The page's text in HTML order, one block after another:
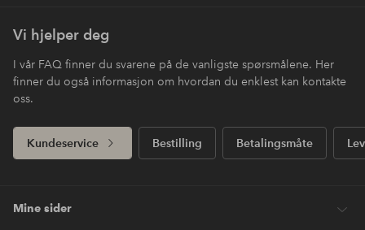
Vi hjelper deg
I vår FAQ finner du svarene på de vanligste spørsmålene. Her
finner du også informasjon om hvordan du enklest kan kontakte
oss.
Kundeservice Bestilling Betalingsmåte
Mine sider